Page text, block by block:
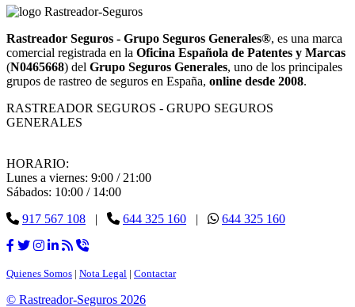
Rastreador Seguros - Grupo Seguros Generales®, es una marca
comercial registrada en la Oficina Española de Patentes y Marcas
(N0465668) del Grupo Seguros Generales, uno de los principales
grupos de rastreo de seguros en España, online desde 2008.
RASTREADOR SEGUROS - GRUPO SEGUROS
GENERALES
HORARIO:
Lunes a viernes: 9:00 / 21:00
Sábados: 10:00 / 14:00
917 567 108 | 644 325 160 | 644 325 160
Quienes Somos | Nota Legal | Contactar
© Rastreador-Seguros 2026